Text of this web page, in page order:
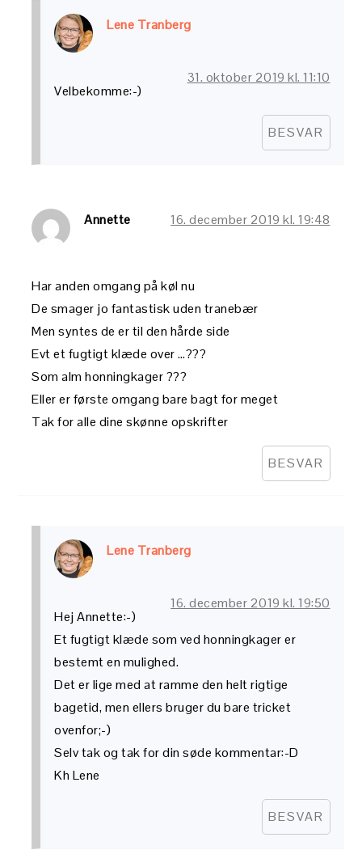
Lene Tranberg
31. oktober 2019 kl. 11:10
Velbekomme:-)
BESVAR
Annette 16. december 2019 kl. 19:48
Har anden omgang på køl nu
De smager jo fantastisk uden tranebær
Men syntes de er til den hårde side
Evt et fugtigt klæde over …???
Som alm honningkager ???
Eller er første omgang bare bagt for meget
Tak for alle dine skønne opskrifter
BESVAR
Lene Tranberg
16. december 2019 kl. 19:50
Hej Annette:-)
Et fugtigt klæde som ved honningkager er
bestemt en mulighed.
Det er lige med at ramme den helt rigtige
bagetid, men ellers bruger du bare tricket
ovenfor;-)
Selv tak og tak for din søde kommentar:-D
Kh Lene
BESVAR